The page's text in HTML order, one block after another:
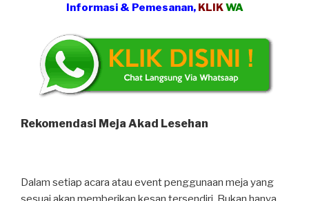
Informasi & Pemesanan, KLIKWA
Rekomendasi Meja Akad Lesehan
Dalam setiap acara atau event penggunaan meja yang